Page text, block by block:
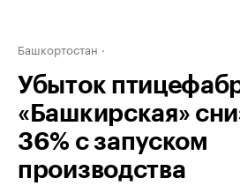
Башкортостан
Убыток
«Башкирская»
36% с запуском
производства